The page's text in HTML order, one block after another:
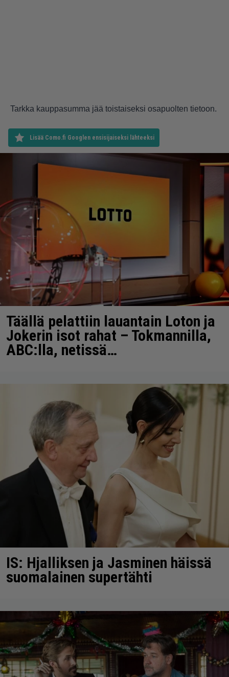
Tarkka kauppasumma jää toistaiseksi osapuolten tietoon.
Lisää Como.fi Googlen ensisijaiseksi lähteeksi
Täällä pelattiin lauantain Loton ja
Jokerin isot rahat – Tokmannilla,
ABC:lla, netissä…
IS: Hjalliksen ja Jasminen häissä
suomalainen supertähti